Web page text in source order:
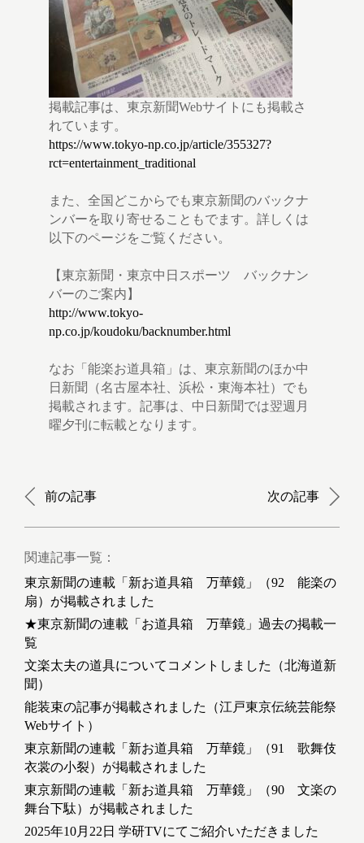
掲載記事は、東京新聞Webサイトにも掲載さ
れています。
https://www.tokyo-np.co.jp/article/355327?
rct=entertainment_traditional
また、全国どこからでも東京新聞のバックナ
ンバーを取り寄せることもでます。詳しくは
以下のページをご覧ください。
【東京新聞・東京中日スポーツ バックナン
バーのご案内】
http://www.tokyo-
np.co.jp/koudoku/backnumber.html
なお「能楽お道具箱」は、東京新聞のほか中
日新聞（名古屋本社、浜松・東海本社）でも
掲載されます。記事は、中日新聞では翌週月
曜夕刊に転載となります。
前の記事 次の記事
関連記事一覧：
東京新聞の連載「新お道具箱 万華鏡」（92 能楽の
扇）が掲載されました
★東京新聞の連載「お道具箱 万華鏡」過去の掲載一
覧
文楽太夫の道具についてコメントしました（北海道新
聞）
能装束の記事が掲載されました（江戸東京伝統芸能祭
Webサイト）
東京新聞の連載「新お道具箱 万華鏡」（91 歌舞伎
衣裳の小裂）が掲載されました
東京新聞の連載「新お道具箱 万華鏡」（90 文楽の
舞台下駄）が掲載されました
2025年10月22日 学研TVにてご紹介いただきました